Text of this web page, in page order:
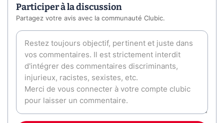
Participer à la discussion
Partagez votre avis avec la communauté Clubic.